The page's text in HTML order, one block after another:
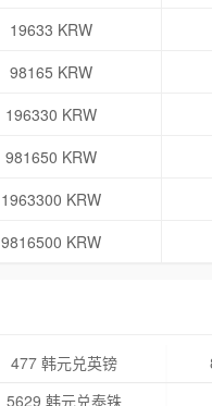
19633 KRW
98165 KRW
196330 KRW
981650 KRW
1963300 KRW
9816500 KRW
477 韩元兑英镑
5629 韩元兑泰铢